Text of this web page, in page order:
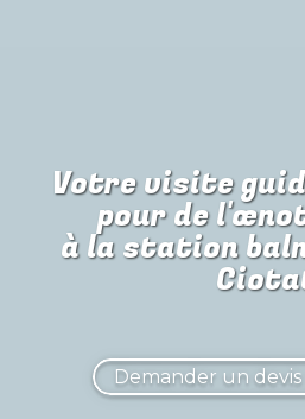
Votre visite
pourde
à la station
Demander un